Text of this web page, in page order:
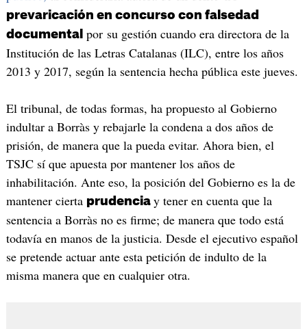
prevaricación en concurso con falsedad
documental por su gestión cuando era directora de la
Institución de las Letras Catalanas (ILC), entre los años
2013 y 2017, según la sentencia hecha pública este jueves.
El tribunal, de todas formas, ha propuesto al Gobierno
indultar a Borràs y rebajarle la condena a dos años de
prisión, de manera que la pueda evitar. Ahora bien, el
TSJC sí que apuesta por mantener los años de
inhabilitación. Ante eso, la posición del Gobierno es la de
mantener cierta prudencia y tener en cuenta que la
sentencia a Borràs no es firme; de manera que todo está
todavía en manos de la justicia. Desde el ejecutivo español
se pretende actuar ante esta petición de indulto de la
misma manera que en cualquier otra.